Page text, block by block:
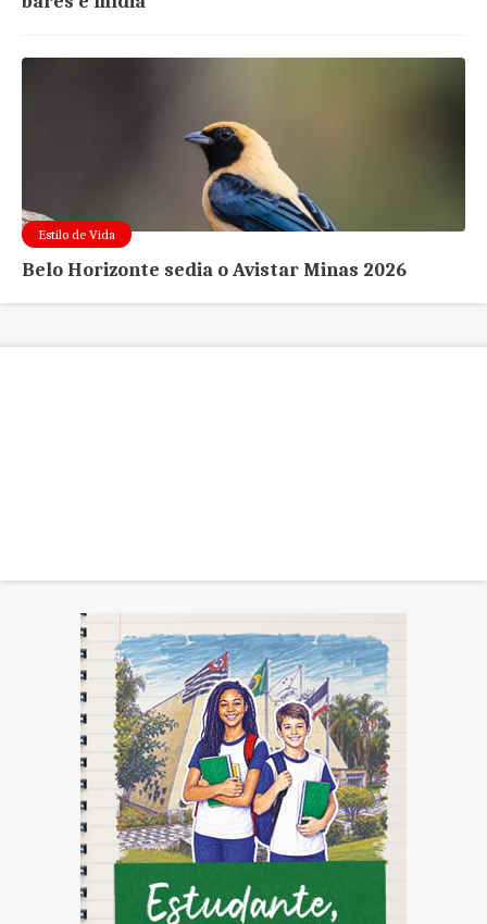
Estilo de Vida
Belo Horizonte sedia o Avistar Minas 2026